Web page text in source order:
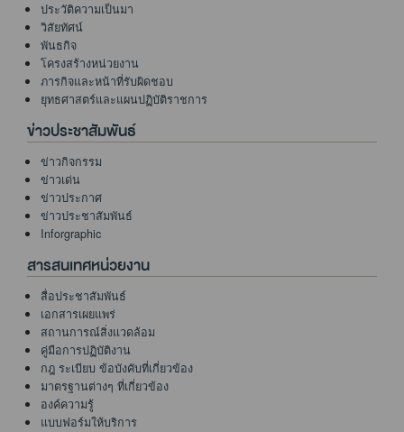
ประวัติความเป็นมา
วิสัยทัศน์
พันธกิจ
โครงสร้างหน่วยงาน
ภารกิจและหน้าที่รับผิดชอบ
ยุทธศาสตร์และแผนปฏิบัติราชการ
ข่าวประชาสัมพันธ์
ข่าวกิจกรรม
ข่าวเด่น
ข่าวประกาศ
ข่าวประชาสัมพันธ์
Inforgraphic
สารสนเทศหน่วยงาน
สื่อประชาสัมพันธ์
เอกสารเผยแพร่
สถานการณ์สิ่งแวดล้อม
คู่มือการปฏิบัติงาน
กฎ ระเบียบ ข้อบังคับที่เกี่ยวข้อง
มาตรฐานต่างๆ ที่เกี่ยวข้อง
องค์ความรู้
แบบฟอร์มให้บริการ